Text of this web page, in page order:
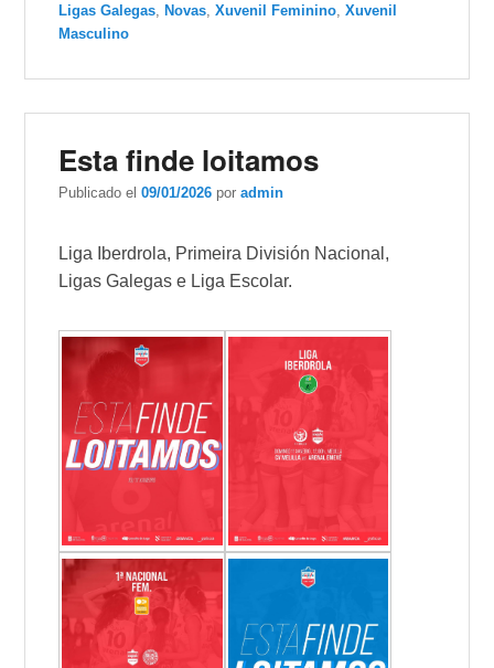
Ligas Galegas ,Novas ,Xuvenil Feminino ,Xuvenil
Masculino
Esta finde loitamos
Publicado el09/01/2026 poradmin
Liga Iberdrola, Primeira División Nacional,
Ligas Galegas e Liga Escolar.